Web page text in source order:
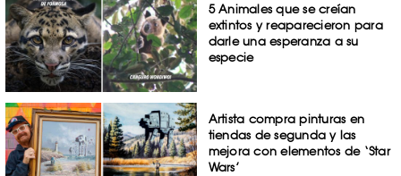
5 Animales que se creían
extintos y reaparecieron para
darle una esperanza a su
especie
Artista compra pinturas en
tiendas de segunda y las
mejora con elementos de ‘Star
Wars’